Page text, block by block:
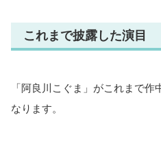
これまで披露した演目
「阿良川こぐま」がこれまで
なります。